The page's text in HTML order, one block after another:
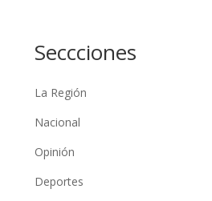
Seccciones
La Región
Nacional
Opinión
Deportes